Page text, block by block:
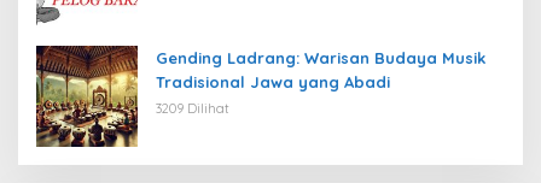
Gending Ladrang: Warisan Budaya Musik
Tradisional Jawa yang Abadi
3209 Dilihat